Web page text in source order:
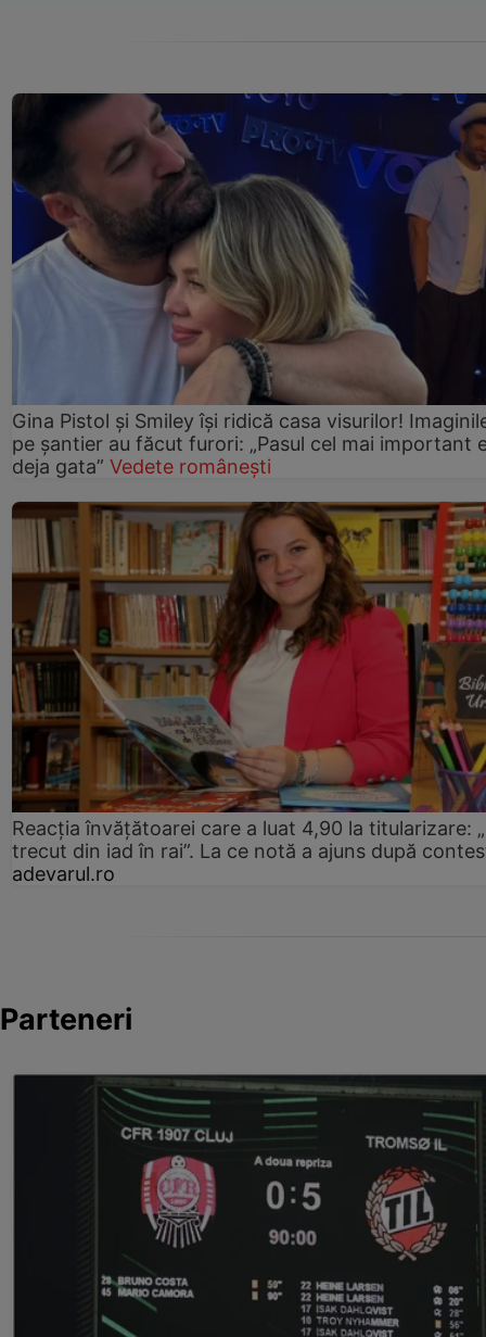
Gina Pistol și Smiley își ridică casa visurilor!
pe șantier au făcut furori: „Pasul cel mai important
deja gata” Vedete românești
Reacția învățătoarei care a luat 4,90 la titularizare:
trecut din iad în rai”. La ce notă a ajuns după
adevarul.ro
Parteneri